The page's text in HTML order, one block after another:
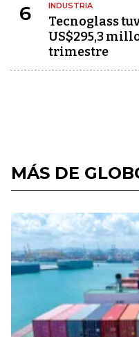
6 INDUSTRIA
Tecnoglass
US$295,3
trimestre
MÁS DE